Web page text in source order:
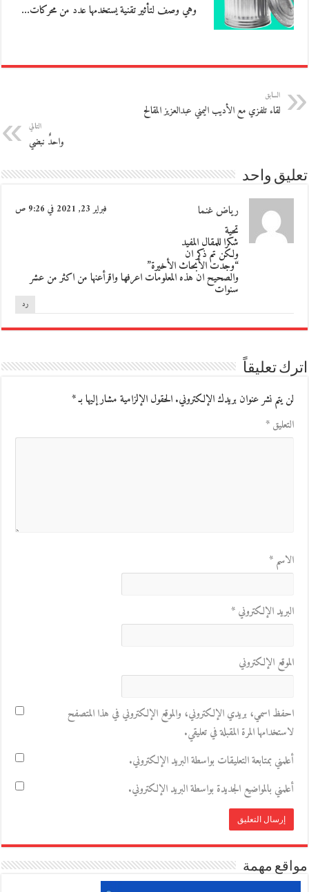
وهي وصف لتأثير تقنية يستخدمها عدد من محركات…
السابق
لقاء تلفزي مع الأديب اليمني عبدالعزيز المقالح
التالي
واحدٌ نبضي
تعليق واحد
رياض غنما فبراير 23, 2021 في 9:26 ص
تحية
شكرا للمقال المفيد
ولكن تم ذكر ان
“وجدت الأبحاث الأخيرة”
والصحيح ان هذه المعلومات اعرفها واقرأعنها من اكثر من عشر
سنوات
رد
اترك تعليقاً
لن يتم نشر عنوان بريدك الإلكتروني.الحقول الإلزامية مشار إليها بـ*
التعليق*
الاسم*
البريد الإلكتروني*
الموقع الإلكتروني
احفظ اسمي، بريدي الإلكتروني، والموقع الإلكتروني في هذا المتصفح
لاستخدامها المرة المقبلة في تعليقي.
أعلمني بمتابعة التعليقات بواسطة البريد الإلكتروني.
أعلمني بالمواضيع الجديدة بواسطة البريد الإلكتروني.
مواقع مهمة